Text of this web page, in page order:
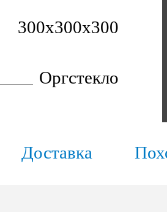
300х300х300
Оргстекло
Доставка